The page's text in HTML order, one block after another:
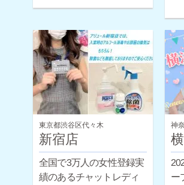
東京都渋谷区代々木
新宿店
全国で3万人の女性登録実
績のあるチャットレディ
神
ー